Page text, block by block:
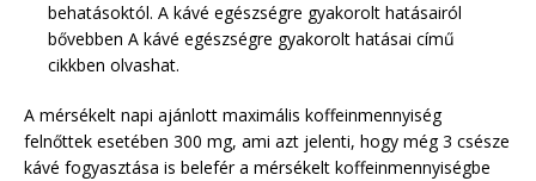
behatásoktól. A kávé egészségre gyakorolt hatásairól
bővebben A kávé egészségre gyakorolt hatásai című
cikkben olvashat.
A mérsékelt napi ajánlott maximális koffeinmennyiség
felnőttek esetében 300 mg, ami azt jelenti, hogy még 3 csésze
kávé fogyasztása is belefér a mérsékelt koffeinmennyiségbe